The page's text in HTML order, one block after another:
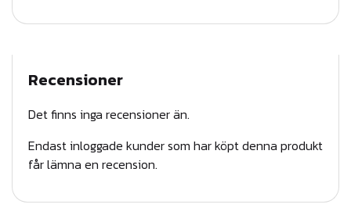
ä
Recensioner
Det finns inga recensioner än.
Endast inloggade kunder som har köpt denna produkt
får lämna en recension.